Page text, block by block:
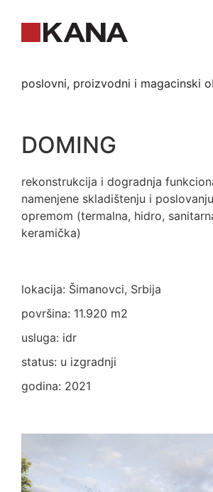
poslovni, proizvodni i magacinski
DOMING
rekonstrukcija i dogradnja
namenjene skladištenju i
opremom (termalna, hidro,
keramička)
lokacija: Šimanovci, Srbija
površina: 11.920 m2
usluga: idr
status: u izgradnji
godina: 2021